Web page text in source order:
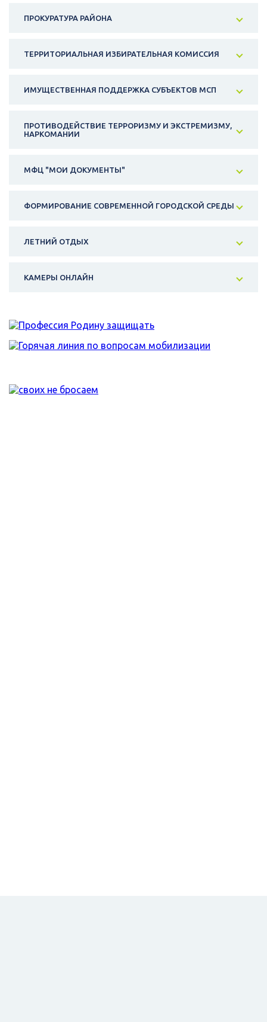
ПРОКУРАТУРА РАЙОНА
ТЕРРИТОРИАЛЬНАЯ ИЗБИРАТЕЛЬНАЯ КОМИССИЯ
ИМУЩЕСТВЕННАЯ ПОДДЕРЖКА СУБЪЕКТОВ МСП
ПРОТИВОДЕЙСТВИЕ ТЕРРОРИЗМУ И ЭКСТРЕМИЗМУ,
НАРКОМАНИИ
МФЦ "МОИ ДОКУМЕНТЫ"
ФОРМИРОВАНИЕ СОВРЕМЕННОЙ ГОРОДСКОЙ СРЕДЫ
ЛЕТНИЙ ОТДЫХ
КАМЕРЫ ОНЛАЙН